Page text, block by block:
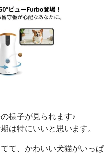
様子が見られます♪
は特にいいと思います。
て、かわいい犬猫がいっぱ